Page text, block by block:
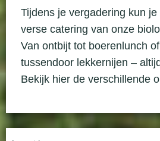
Tijdens je vergadering kun
verse catering van onze
Van ontbijt tot boerenlunch
tussendoor lekkernijen –
Bekijk hier de verschillende